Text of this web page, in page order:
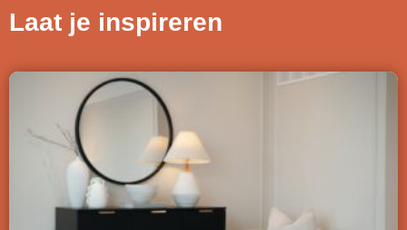
Laat je inspireren